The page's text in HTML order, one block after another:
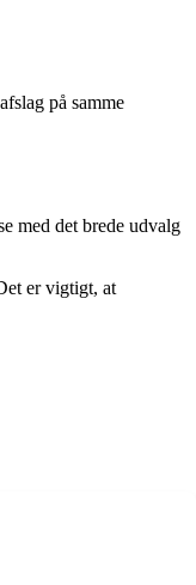
på samme
med det brede udvalg
er vigtigt, at